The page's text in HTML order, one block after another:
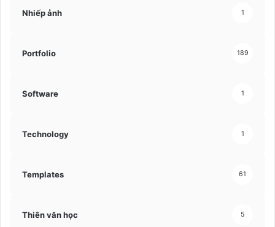
Nhiếp ảnh 1
Portfolio 189
Software 1
Technology 1
Templates 61
Thiên văn học 5